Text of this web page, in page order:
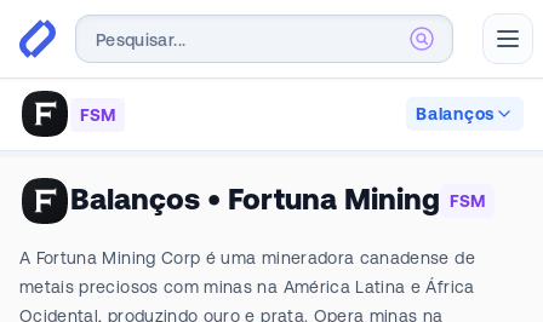
FSM Balanços
Balanços • Fortuna Mining FSM
A Fortuna Mining Corp é uma mineradora canadense de
metais preciosos com minas na América Latina e África
Ocidental, produzindo ouro e prata. Opera minas na